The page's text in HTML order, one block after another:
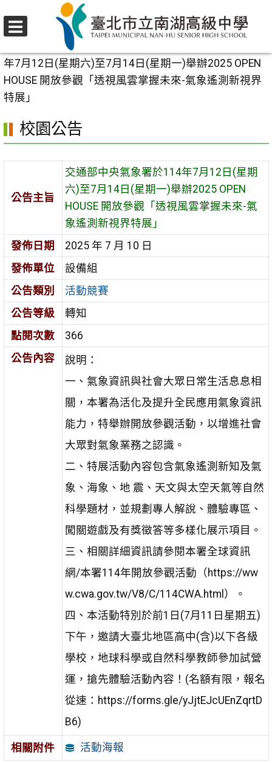
至
要
內
容
校園公告
年7月12日(星期六)至7月14日(星期一)舉辦2025 OPEN
HOUSE 開放參觀「透視風雲掌握未來-氣象遙測新視界
特展」
校園公告
公告主旨
交通部中央氣象署於114年7月12日(星期
六)至7月14日(星期一)舉辦2025 OPEN
HOUSE 開放參觀「透視風雲掌握未來-氣
象遙測新視界特展」
發佈日期
2025 年 7 月 10 日
發佈單位
設備組
公告類別
活動競賽
公告等級
轉知
點閱次數
366
公告內容
說明：
一、氣象資訊與社會大眾日常生活息息相
關，本署為活化及提升全民應用氣象資訊
能力，特舉辦開放參觀活動，以增進社會
大眾對氣象業務之認識。
二、特展活動內容包含氣象遙測新知及氣
象、海象、地 震、天文與太空天氣等自然
科學題材，並規劃專人解說、體驗專區、
闖關遊戲及有獎徵答等多樣化展示項目。
三、相關詳細資訊請參閱本署全球資訊
網/本署114年開放參觀活動（https://ww
w.cwa.gov.tw/V8/C/114CWA.html）。
四、本活動特別於前1日(7月11日星期五)
下午，邀請大臺北地區高中(含)以下各級
學校，地球科學或自然科學教師參加試營
運，搶先體驗活動內容！(名額有限，報名
從速：https://forms.gle/yJjtEJcUEnZqrtD
B6)
相關附件 活動海報
選
單